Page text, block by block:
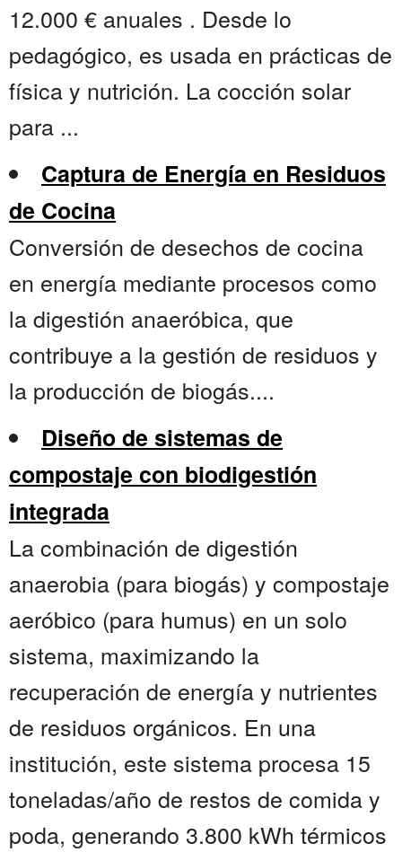
12.000 € anuales . Desde lo
pedagógico, es usada en prácticas de
física y nutrición. La cocción solar
para ...
Captura de Energía en Residuos
de Cocina
Conversión de desechos de cocina
en energía mediante procesos como
la digestión anaeróbica, que
contribuye a la gestión de residuos y
la producción de biogás....
Diseño de sistemas de
compostaje con biodigestión
integrada
La combinación de digestión
anaerobia (para biogás) y compostaje
aeróbico (para humus) en un solo
sistema, maximizando la
recuperación de energía y nutrientes
de residuos orgánicos. En una
institución, este sistema procesa 15
toneladas/año de restos de comida y
poda, generando 3.800 kWh térmicos